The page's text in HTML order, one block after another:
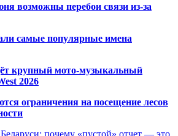
возможны перебои связи из-за
самые популярные имена
крупный мото-музыкальный
2026
ограничения на посещение лесов
почему «пустой» отчет — это